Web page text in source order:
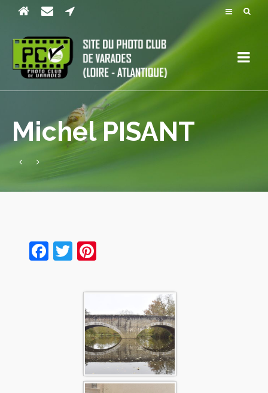
Michel PISANT
Facebook
Twitter